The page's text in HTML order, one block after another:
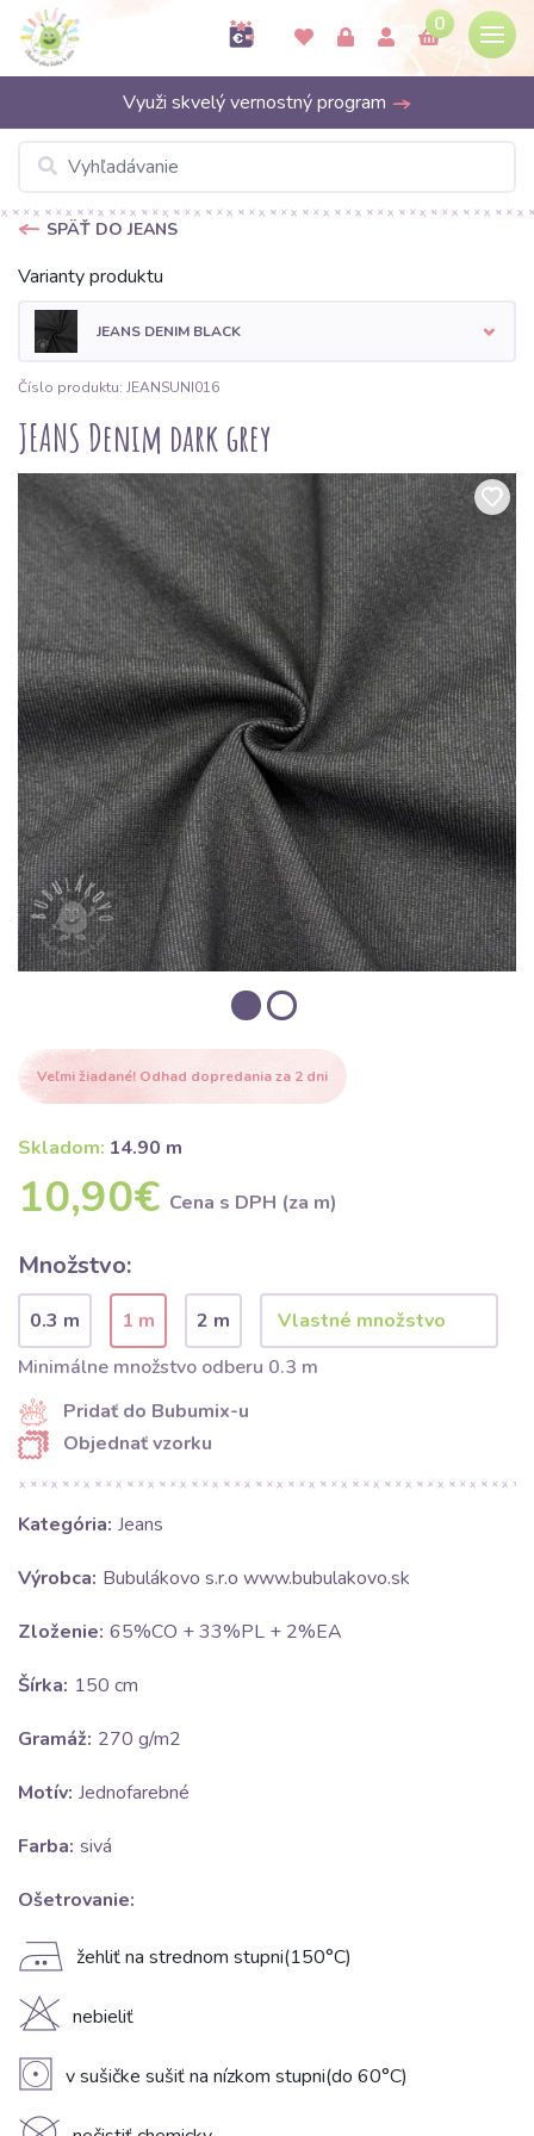
0
Využi skvelý vernostný program
SPÄŤ DO JEANS
Varianty produktu
JEANS DENIM BLACK
Číslo produktu: JEANSUNI016
JEANS Denim dark grey
Veľmi žiadané! Odhad dopredania za 2 dni
Skladom: 14.90 m
10,90€ Cena s DPH (za m)
Množstvo:
0.3 m 1 m
2 m
Minimálne množstvo odberu 0.3 m
Pridať do Bubumix-u
Objednať vzorku
Kategória: Jeans
Výrobca: Bubulákovo s.r.o www.bubulakovo.sk
Zloženie: 65%CO + 33%PL + 2%EA
Šírka: 150 cm
Gramáž: 270 g/m2
Motív: Jednofarebné
Farba: sivá
Ošetrovanie:
E žehliť na strednom stupni(150°C)
H nebieliť
V v sušičke sušiť na nízkom stupni(do 60°C)